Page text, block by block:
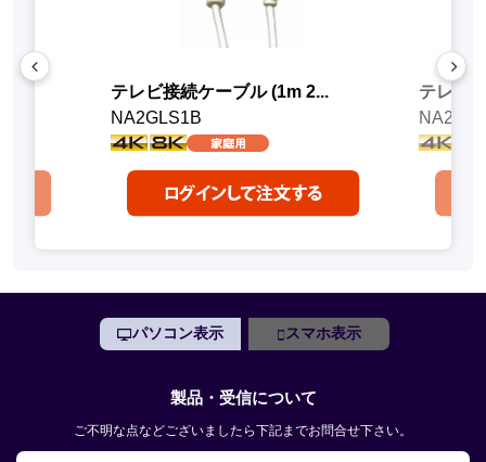
テレビ接続ケーブル (1m 2...
NA2GLS1B
テレビ
パソコン表示 スマホ表示
製品・受信について
ご不明な点などございましたら下記までお問合せ下さい。